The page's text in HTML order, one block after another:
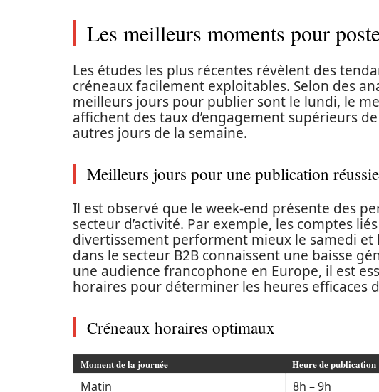
Les meilleurs moments pour
Les études les plus récentes révèlent des
créneaux facilement exploitables. Selon des
meilleurs jours pour publier sont le lundi, le
affichent des taux d’engagement supérieurs
autres jours de la semaine.
Meilleurs jours pour une publication réussie
Il est observé que le week-end présente des
secteur d’activité. Par exemple, les comptes
divertissement performent mieux le samedi
dans le secteur B2B connaissent une baisse
une audience francophone en Europe, il est
horaires pour déterminer les heures efficaces
Créneaux horaires optimaux
Moment de la journée Heure de publication
Matin 8h – 9h